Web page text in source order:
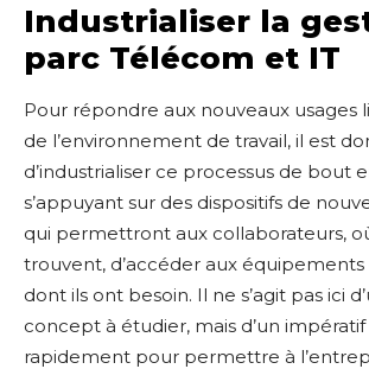
Industrialiser la
parc Télécom et IT
Pour répondre aux nouveaux usages
de l’environnement de travail, il est
d’industrialiser ce processus de bout
s’appuyant sur des dispositifs de
qui permettront aux collaborateurs, où
trouvent, d’accéder aux
dont ils ont besoin. Il ne s’agit pas ici
concept à étudier, mais d’un
rapidement pour permettre à